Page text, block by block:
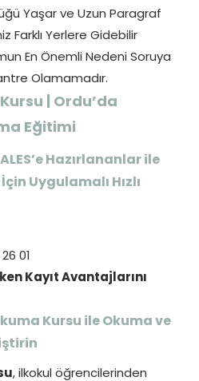
Yaşar ve Uzun Paragraf
Farklı Yerlere Gidebilir
En Önemli Nedeni Soruya
Olamamadır.
| Ordu’da
Eğitimi
ALES’e Hazırlananlar ile
Uygulamalı Hızlı
01
Kayıt Avantajlarını
Kursu ile Okuma ve
, ilkokul öğrencilerinden